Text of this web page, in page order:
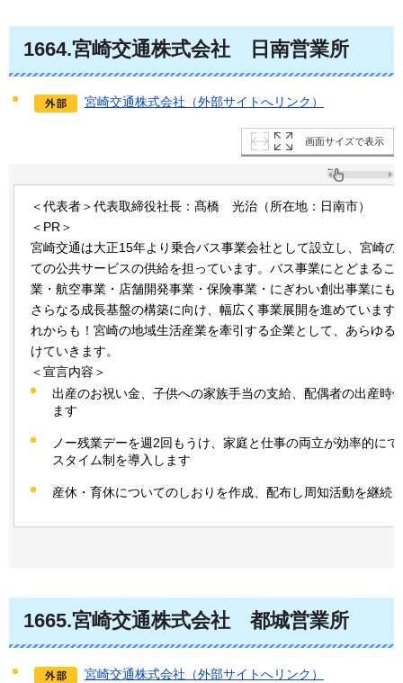
1664.宮崎交通株式会社 日南営業所
宮崎交通株式会社（外部サイトへリンク）
画面サイズで表示
＜代表者＞代表取締役社長：髙橋 光治 （所在地：日南市）
＜PR＞
宮崎交通は大正15年より乗合バス事業会社として設立し、宮崎の
ての公共サービスの供給を担っています。バス事業にとどまるこ
業・航空事業・店舗開発事業・保険事業・にぎわい創出事業にも
さらなる成長基盤の構築に向け、幅広く事業展開を進めています
れからも！宮崎の地域生活産業を牽引する企業として、あらゆる
けていきます。
＜宣言内容＞
出産のお祝い金、子供への家族手当の支給、配偶者の出産時
ます
ノー残業デーを週2回もうけ、家庭と仕事の両立が効率的に
スタイム制を導入します
産休・育休についてのしおりを作成、配布し周知活動を継続
1665.宮崎交通株式会社 都城営業所
宮崎交通株式会社（外部サイトへリンク）